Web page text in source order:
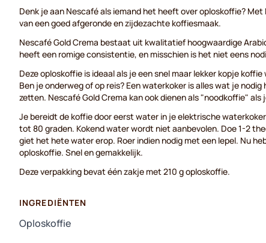
Denk je aan Nescafé als iemand het heeft over oploskoffie?
van een goed afgeronde en zijdezachte koffiesmaak.
Nescafé Gold Crema bestaat uit kwalitatief hoogwaardige
heeft een romige consistentie, en misschien is het niet eens
Deze oploskoffie is ideaal als je een snel maar lekker kopje
Ben je onderweg of op reis? Een waterkoker is alles wat je
zetten. Nescafé Gold Crema kan ook dienen als "noodkoffie"
Je bereidt de koffie door eerst water in je elektrische
tot 80 graden. Kokend water wordt niet aanbevolen. Doe 1-2
giet het hete water erop. Roer indien nodig met een lepel. Nu
oploskoffie. Snel en gemakkelijk.
Deze verpakking bevat één zakje met 210 g oploskoffie.
INGREDIËNTEN
Oploskoffie